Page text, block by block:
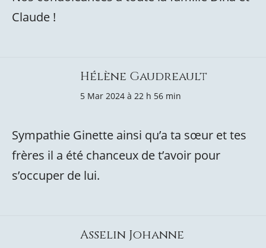
Claude !
Hélène Gaudreault
5 Mar 2024 à 22 h 56 min
Sympathie Ginette ainsi qu’a ta sœur et tes
frères il a été chanceux de t’avoir pour
s’occuper de lui.
Asselin Johanne